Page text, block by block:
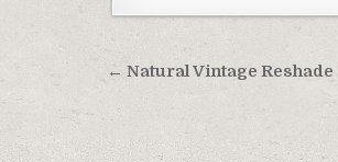
Навигация по
← Natural Vintage Reshade